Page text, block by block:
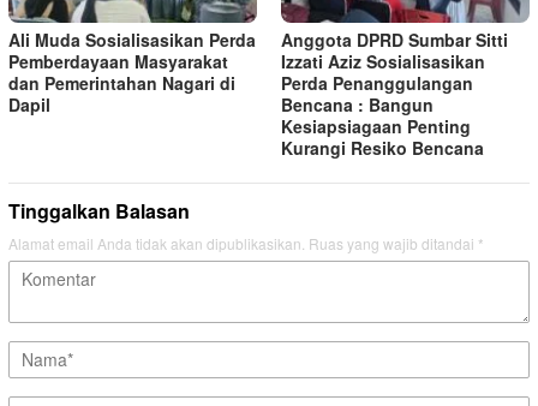
Ali Muda Sosialisasikan Perda
Pemberdayaan Masyarakat
dan Pemerintahan Nagari di
Dapil
Anggota DPRD Sumbar Sitti
Izzati Aziz Sosialisasikan
Perda Penanggulangan
Bencana : Bangun
Kesiapsiagaan Penting
Kurangi Resiko Bencana
Tinggalkan Balasan
Alamat email Anda tidak akan dipublikasikan. Ruas yang wajib ditandai *